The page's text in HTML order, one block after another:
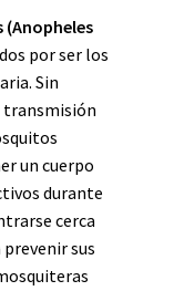
(Anopheles
por ser los
Sin
transmisión
un cuerpo
durante
cerca
prevenir sus